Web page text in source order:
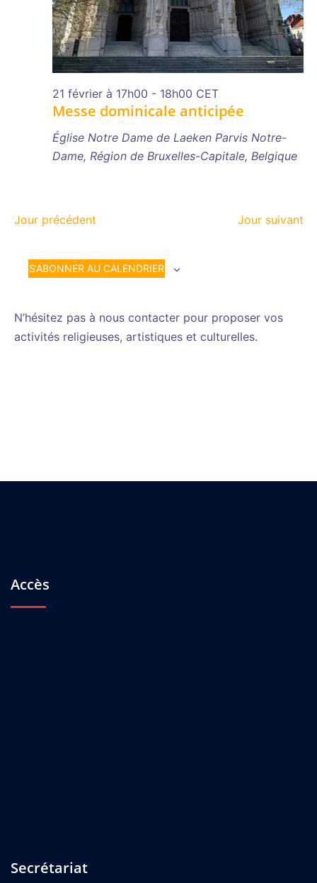
Messe dominicale anticipée
21 février à 17h00 - 18h00 CET
Église Notre Dame de Laeken Parvis Notre-
Dame, Région de Bruxelles-Capitale, Belgique
Jour précédent Jour suivant
S’ABONNER AU CALENDRIER
N’hésitez pas à nous contacter pour proposer vos
activités religieuses, artistiques et culturelles.
Accès
Secrétariat